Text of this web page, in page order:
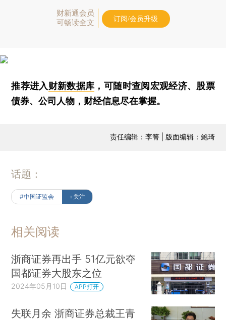
财新通会员
可畅读全文
订阅/会员升级
推荐进入财新数据库 ，可随时查阅宏观经济、股票
债券、公司人物，财经信息尽在掌握。
责任编辑：李箐 | 版面编辑：鲍琦
话题：
#中国证监会 +关注
相关阅读
浙商证券再出手 51亿元欲夺
国都证券大股东之位
2024年05月10日 APP打开
失联月余 浙商证券总裁王青